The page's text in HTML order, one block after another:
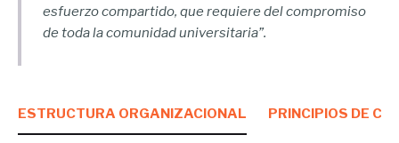
esfuerzo compartido, que requiere del compromiso
de toda la comunidad universitaria”.
ESTRUCTURA ORGANIZACIONAL PRINCIPIOS DE